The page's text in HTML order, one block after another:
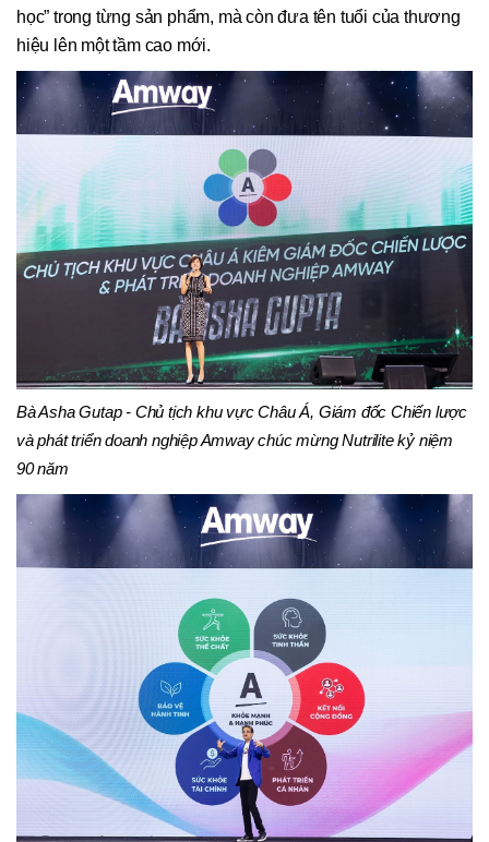
học” trong từng sản phẩm, mà còn đưa tên tuổi của thương
hiệu lên một tầm cao mới.
Bà Asha Gutap - Chủ tịch khu vực Châu Á, Giám đốc Chiến lược
và phát triển doanh nghiệp Amway chúc mừng Nutrilite kỷ niệm
90 năm